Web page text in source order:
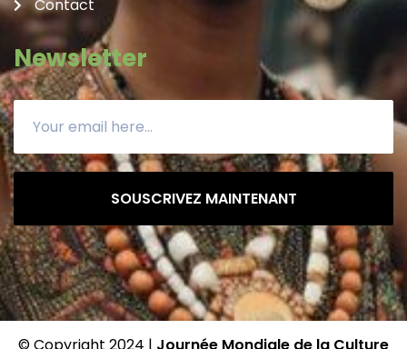
Contact
Newsletter
SOUSCRIVEZ MAINTENANT